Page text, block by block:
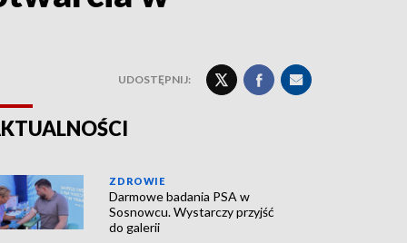
UDOSTĘPNIJ:
ZDROWIE
Darmowe badania PSA w
Sosnowcu. Wystarczy przyjść
do galerii